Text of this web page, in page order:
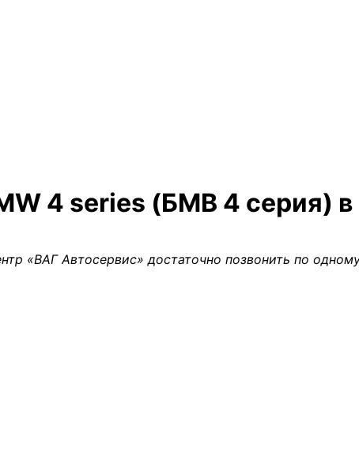
4 series (БМВ 4 серия)
«ВАГ Автосервис» достаточно позвонить по